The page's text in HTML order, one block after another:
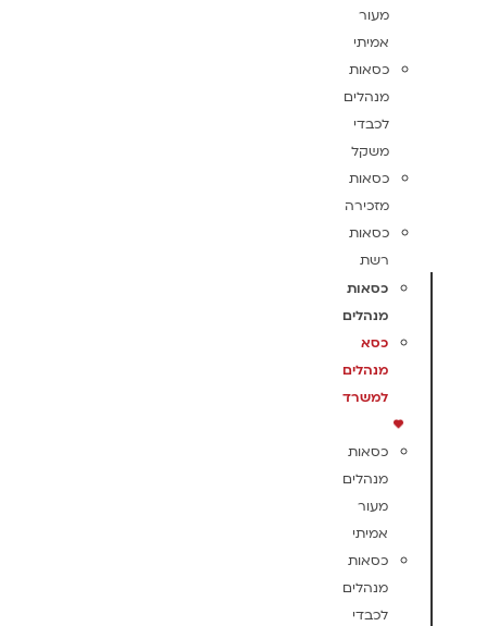
מעור
אמיתי
כסאות
מנהלים
לכבדי
משקל
כסאות
מזכירה
כסאות
רשת
כסאות
מנהלים
כסא
מנהלים
למשרד
כסאות
מנהלים
מעור
אמיתי
כסאות
מנהלים
לכבדי